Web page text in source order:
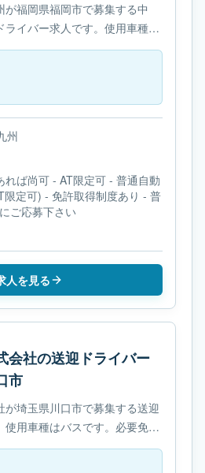
福岡県福岡市で募集する中
ライバー求人です。使用車種は
務時間は- シフト制です。必要
です。
州
ば尚可 - AT限定可 - 普通自動
限定可) - 免許取得制度あり - 普
ご応募下さい
人を見る
会社の送迎ドライバー
市
が埼玉県川口市で募集する送迎
使用車種はバスです。必要免許
許です。